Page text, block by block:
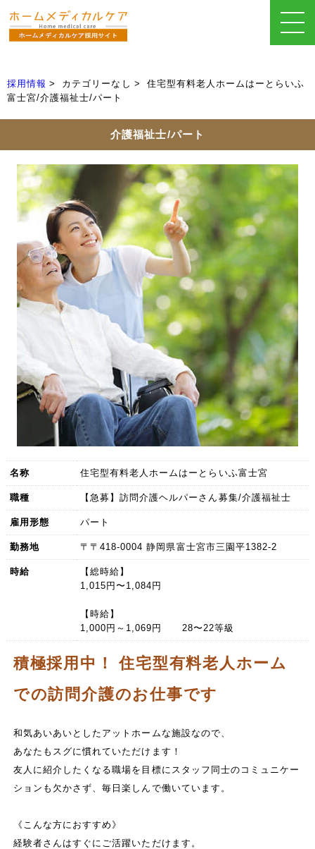
採用情報 カテゴリーなし
住宅型有料老人ホームはーとらいふ
富士宮/介護福祉士/パート
介護福祉士/パート
名称 住宅型有料老人ホームはーとらいふ富士宮
職種 【急募】訪問介護ヘルパーさん募集/介護福祉士
雇用形態 パート
勤務地 〒〒418-0004 静岡県富士宮市三園平1382-2
時給
【総時給】
1,015円〜1,084円
【時給】
1,000円～1,069円 28〜22等級
積極採用中！ 住宅型有料老人ホーム
での訪問介護のお仕事です
和気あいあいとしたアットホームな施設なので、
あなたもスグに慣れていただけます！
友人に紹介したくなる職場を目標にスタッフ同士のコミュニケー
ションも欠かさず、毎日楽しんで働いています。
《こんな方におすすめ》
経験者さんはすぐにご活躍いただけます。